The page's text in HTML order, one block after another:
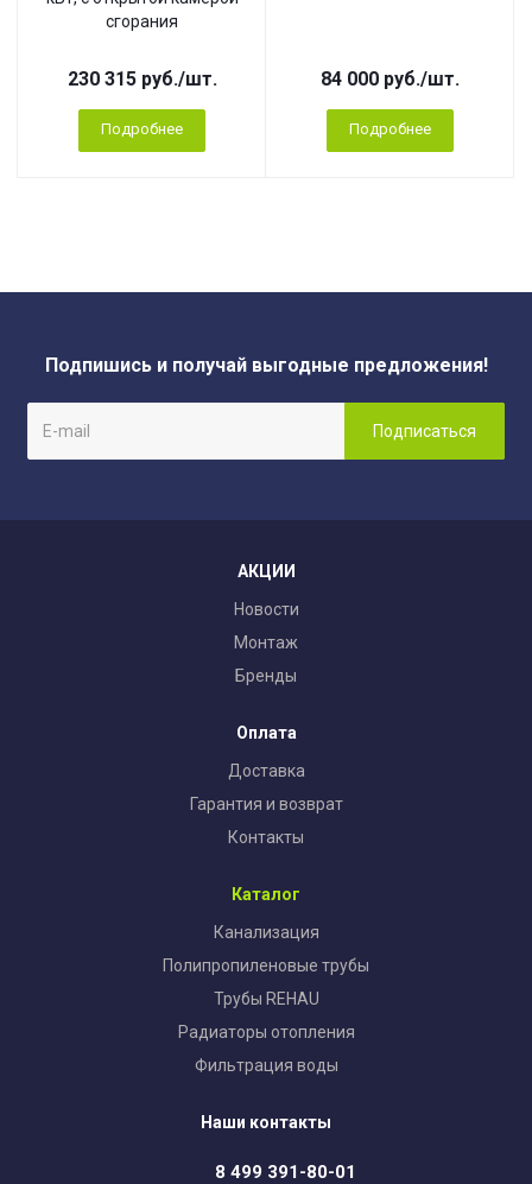
сгорания
230 315руб./шт.
Подробнее
84 000 руб./шт.
Подробнее
Подпишись и получай выгодные предложения!
АКЦИИ
Новости
Монтаж
Бренды
Оплата
Доставка
Гарантия и возврат
Контакты
Каталог
Канализация
Полипропиленовые трубы
Трубы REHAU
Радиаторы отопления
Фильтрация воды
Наши контакты
8 499 391-80-01